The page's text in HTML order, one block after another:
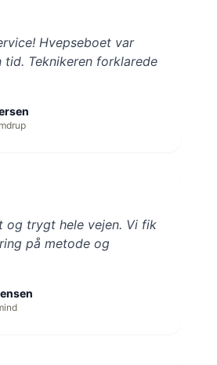
Hvepseboet var
Teknikeren forklarede
og trygt hele vejen. Vi fik
på metode og